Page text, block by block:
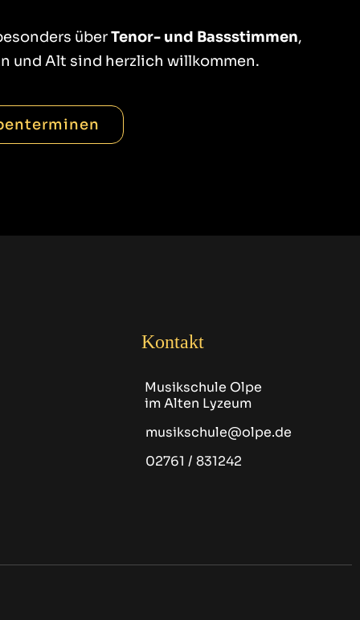
überTenor- und Bassstimmen,
und Alt sind herzlich willkommen.
Kontakt
Musikschule Olpe
im Alten Lyzeum
musikschule@olpe.de
02761 / 831242